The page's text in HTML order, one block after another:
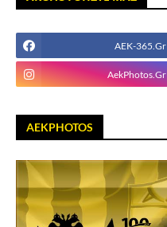
AEK-365.Gr
AekPhotos.Gr
AEKPHOTOS